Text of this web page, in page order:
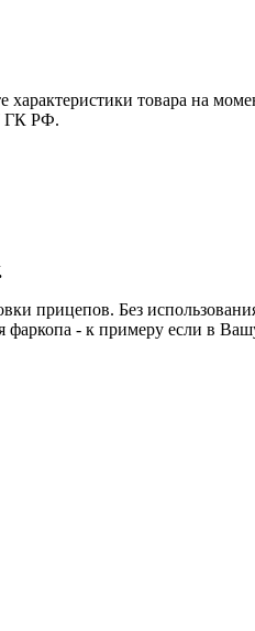
характеристики товара на
ГК РФ.
прицепов. Без
- к примеру если в